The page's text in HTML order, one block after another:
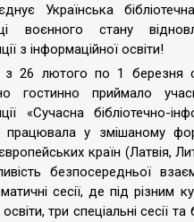
Українська
воєнного стану
з інформаційної освіти!
з 26 лютого по 1 березня
гостинно приймало
«Сучасна бібліотечно-
працювала у змішаному
країн (Латвія,
безпосередньої
сесії, де під різним
три спеціальні сесії